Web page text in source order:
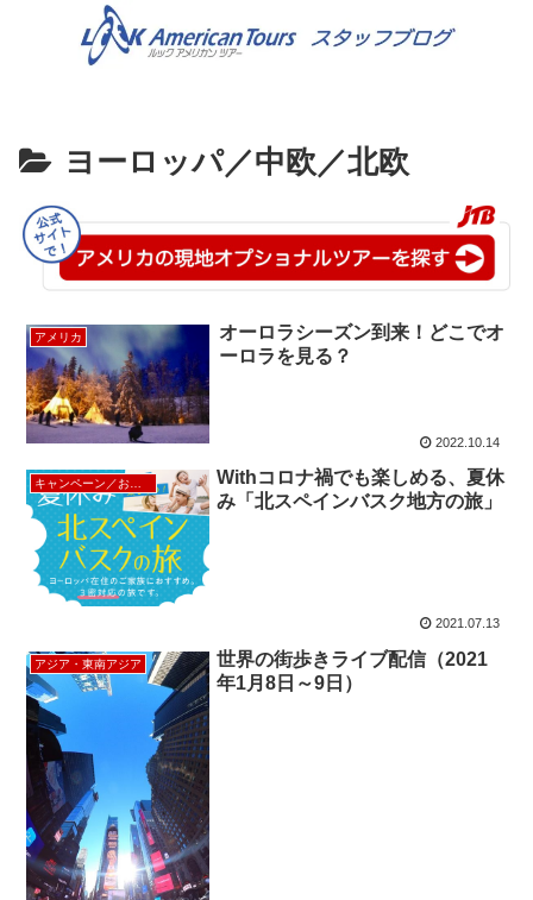
ヨーロッパ／中欧／北欧
アメリカ
オーロラシーズン到来！どこでオ
ーロラを見る？
2022.10.14
キャンペーン／お得な割引情報
Withコロナ禍でも楽しめる、夏休
み「北スペインバスク地方の旅」
2021.07.13
アジア・東南アジア
世界の街歩きライブ配信（2021
年1月8日～9日）